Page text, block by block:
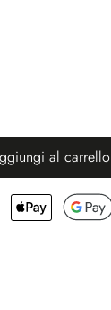
al carrello